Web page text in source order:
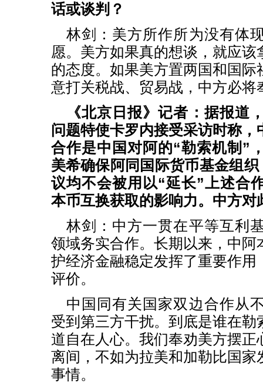
话或谈判？
林剑：美方所作所为没有体
愿。美方如果真的想谈，就应
的态度。如果美方置两国和国际
意打关税战、贸易战，中方必将
《北京日报》记者：据报道
问题特使卡罗内接受采访时称
合作是中国对阿的“勒索机制”
美希确保阿同国际货币基金组
议均不会被用以“延长”上述合
本币互换获取的影响力。中方对
林剑：中方一贯在平等互利
领域务实合作。长期以来，中阿
护经济金融稳定发挥了重要作用
评价。
中国同有关国家双边合作从
受到第三方干扰。到底是谁在勒
道自在人心。我们奉劝美方摆正
离间，不如为拉美和加勒比国家
事情。